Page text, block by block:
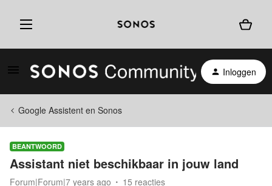
Inloggen
Google Assistent en Sonos
BEANTWOORD
Assistant niet beschikbaar in jouw land
Forum|Forum|7 years ago 15 reacties